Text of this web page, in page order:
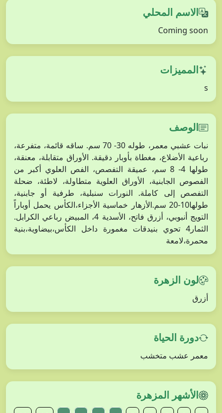
الاسم المحلي
Coming soon
المميزات
s
الوصف
نبات عشبي معمر، طوله 30- 70 سم. ساقه قائمة، متفرعة،
رباعية الأضلاع، مغطاة بأوبار دقيقة. الأوراق متقابلة، معنقة،
طولها 4- 8 سم، عميقة التفصص، الفص العلوي أكبر من
الفصوص الجابنية، الأوراق العلوية متطاولة، لاطئة، ضحلة
التفصص إلى كاملة. النورات سنبلية، طرفية أو جابنية،
طولها10-20 سم.الأزهار خماسية الأجزاء،الكأس يحمل أوباراً
التويج أنبوبي، أزرق فاتح، الأسدية 4، المبيض رباعي الكرابل.
الثمار4 تحوي بنيدقات مغمورة داخل الكأس،بيضاوية،بنية
محمرة،لامعة
لون الزهرة
أزرق
دورة الحياة
معمر عشب متخشب
الأشهر المزهرة